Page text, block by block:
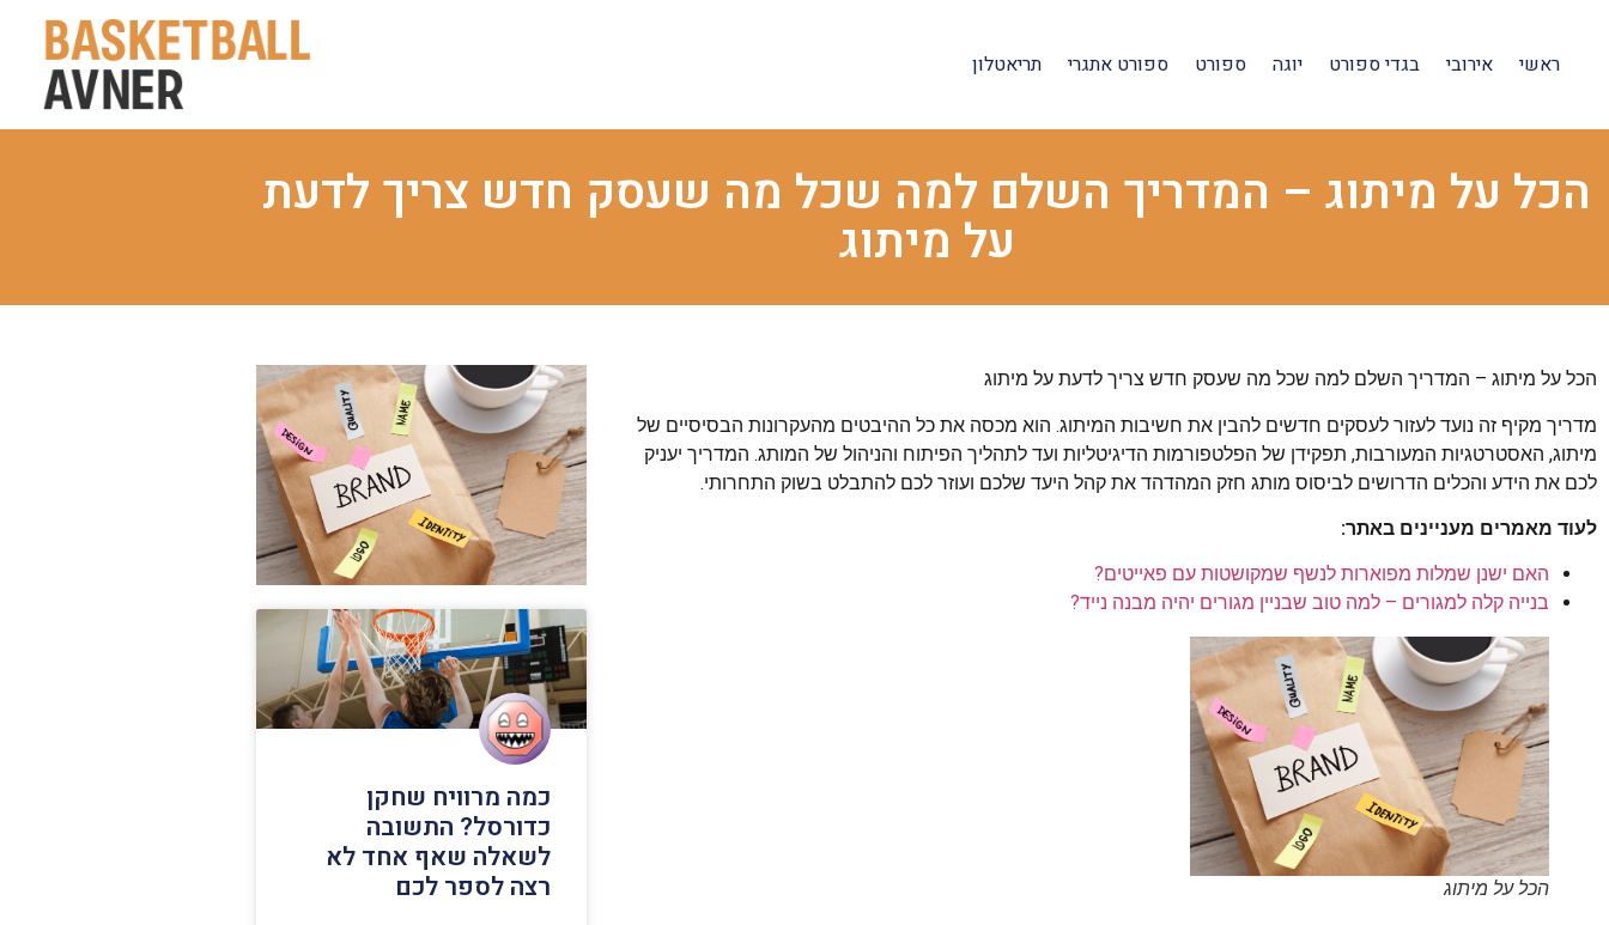
ראשי אירובי בגדי ספורט יוגה ספורט ספורט אתגרי תריאטלון
הכל על מיתוג – המדריך השלם למה שכל מה שעסק חדש צריך לדעת
על מיתוג
הכל על מיתוג – המדריך השלם למה שכל מה שעסק חדש צריך לדעת על מיתוג
מדריך מקיף זה נועד לעזור לעסקים חדשים להבין את חשיבות המיתוג. הוא מכסה את כל ההיבטים מהעקרונות הבסיסיים של
מיתוג, האסטרטגיות המעורבות, תפקידן של הפלטפורמות הדיגיטליות ועד לתהליך הפיתוח והניהול של המותג. המדריך יעניק
לכם את הידע והכלים הדרושים לביסוס מותג חזק המהדהד את קהל היעד שלכם ועוזר לכם להתבלט בשוק התחרותי.
לעוד מאמרים מעניינים באתר:
האם ישנן שמלות מפוארות לנשף שמקושטות עם פאייטים?
בנייה קלה למגורים – למה טוב שבניין מגורים יהיה מבנה נייד?
הכל על מיתוג
כמה מרוויח שחקן
כדורסל? התשובה
לשאלה שאף אחד לא
רצה לספר לכם